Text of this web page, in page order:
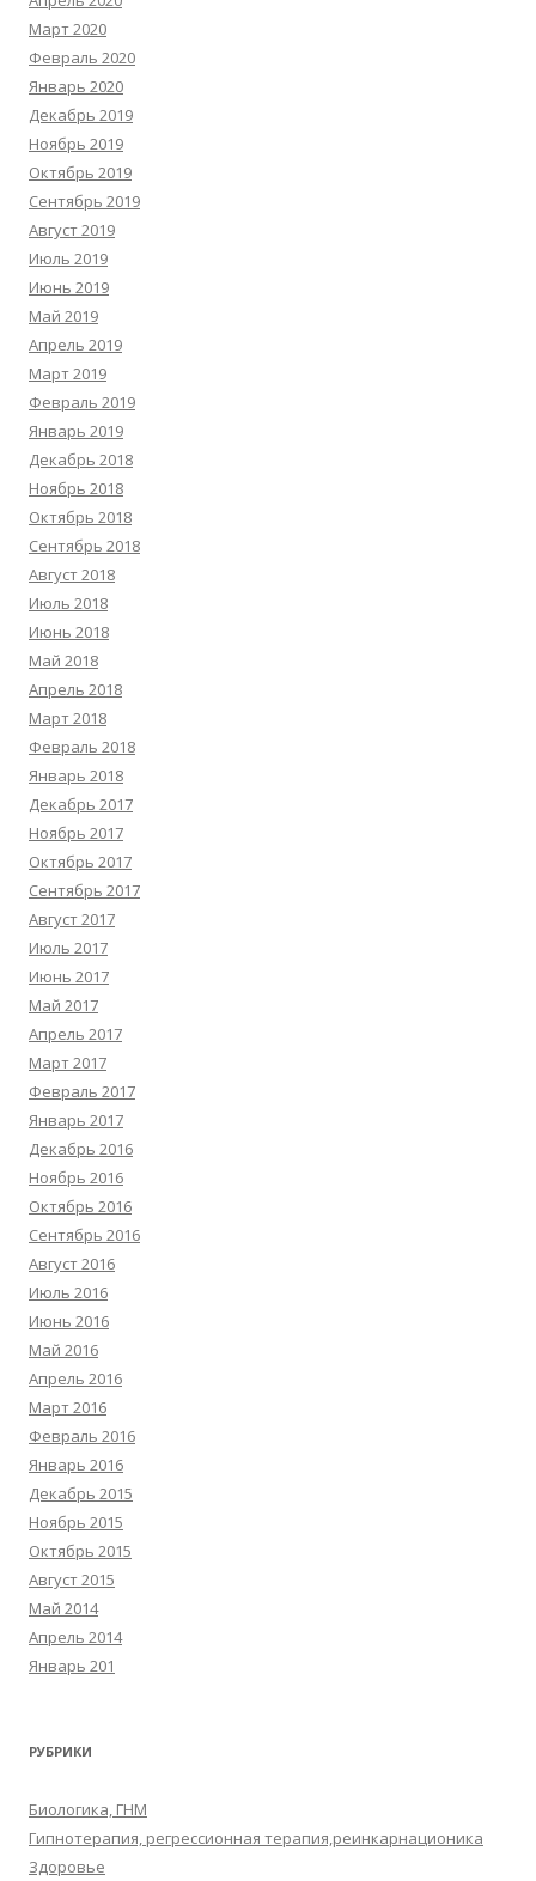
Март 2020
Февраль 2020
Январь 2020
Декабрь 2019
Ноябрь 2019
Октябрь 2019
Сентябрь 2019
Август 2019
Июль 2019
Июнь 2019
Май 2019
Апрель 2019
Март 2019
Февраль 2019
Январь 2019
Декабрь 2018
Ноябрь 2018
Октябрь 2018
Сентябрь 2018
Август 2018
Июль 2018
Июнь 2018
Май 2018
Апрель 2018
Март 2018
Февраль 2018
Январь 2018
Декабрь 2017
Ноябрь 2017
Октябрь 2017
Сентябрь 2017
Август 2017
Июль 2017
Июнь 2017
Май 2017
Апрель 2017
Март 2017
Февраль 2017
Январь 2017
Декабрь 2016
Ноябрь 2016
Октябрь 2016
Сентябрь 2016
Август 2016
Июль 2016
Июнь 2016
Май 2016
Апрель 2016
Март 2016
Февраль 2016
Январь 2016
Декабрь 2015
Ноябрь 2015
Октябрь 2015
Август 2015
Май 2014
Апрель 2014
Январь 201
РУБРИКИ
Биологика, ГНМ
Гипнотерапия, регрессионная терапия,реинкарнационика
Здоровье